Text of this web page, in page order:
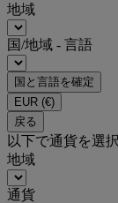
地域
国/地域 - 言語
国と言語を確定
EUR (€)
戻る
以下で通貨を選択
地域
通貨